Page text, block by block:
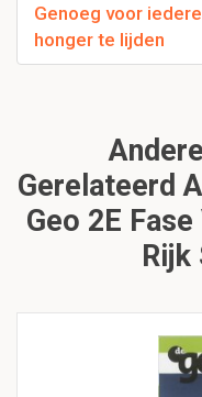
Genoeg voor
honger te lijden
Gerelateerd
Geo 2E
Rijk